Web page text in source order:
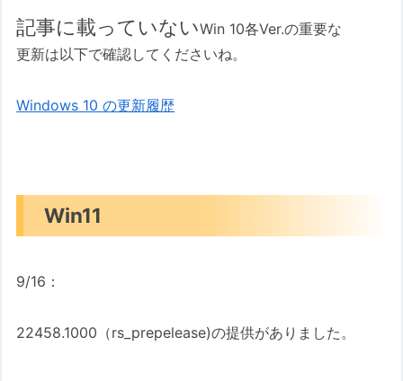
記事に載っていないWin 10各Ver.の重要な
更新は以下で確認してくださいね。
Windows 10 の更新履歴
Win11
9/16：
22458.1000（rs_prepelease)の提供がありました。